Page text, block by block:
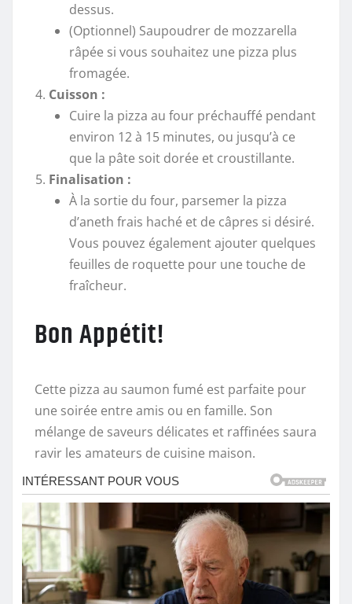
dessus.
(Optionnel) Saupoudrer de mozzarella
râpée si vous souhaitez une pizza plus
fromagée.
Cuisson :
Cuire la pizza au four préchauffé pendant
environ 12 à 15 minutes, ou jusqu’à ce
que la pâte soit dorée et croustillante.
Finalisation :
À la sortie du four, parsemer la pizza
d’aneth frais haché et de câpres si désiré.
Vous pouvez également ajouter quelques
feuilles de roquette pour une touche de
fraîcheur.
Bon Appétit!
Cette pizza au saumon fumé est parfaite pour
une soirée entre amis ou en famille. Son
mélange de saveurs délicates et raffinées saura
ravir les amateurs de cuisine maison.